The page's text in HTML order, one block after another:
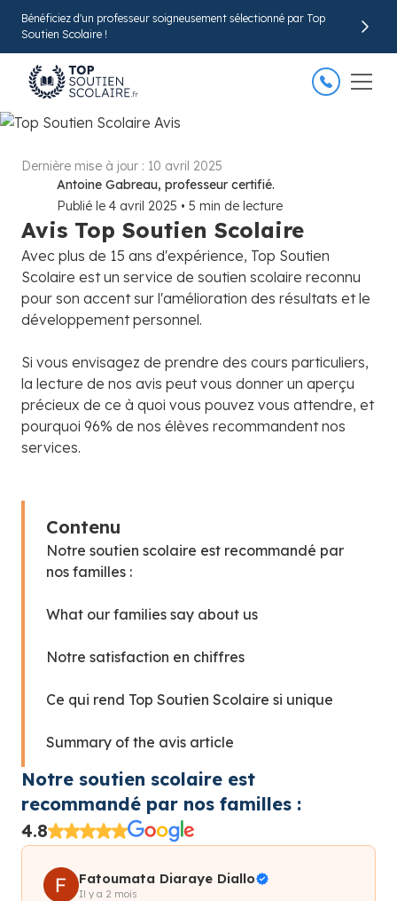
Bénéficiez d'un professeur soigneusement sélectionné par Top
Soutien Scolaire !
Dernière mise à jour : 10 avril 2025
Antoine Gabreau, professeur certifié.
Publié le 4 avril 2025 • 5 min de lecture
Avis Top Soutien Scolaire
Avec plus de 15 ans d'expérience, Top Soutien
Scolaire est un service de soutien scolaire reconnu
pour son accent sur l'amélioration des résultats et le
développement personnel.
Si vous envisagez de prendre des cours particuliers,
la lecture de nos avis peut vous donner un aperçu
précieux de ce à quoi vous pouvez vous attendre, et
pourquoi 96% de nos élèves recommandent nos
services.
Contenu
Notre soutien scolaire est recommandé par
nos familles :
What our families say about us
Notre satisfaction en chiffres
Ce qui rend Top Soutien Scolaire si unique
Summary of the avis article
Notre soutien scolaire est
recommandé par nos familles :
4.8
Fatoumata Diaraye Diallo
Il y a 2 mois